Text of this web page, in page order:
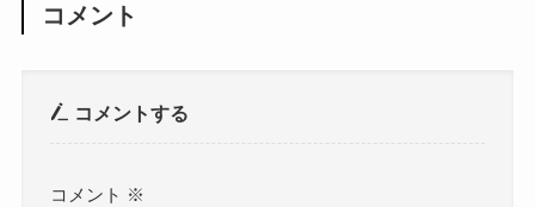
コメント
コメントする
コメント ※